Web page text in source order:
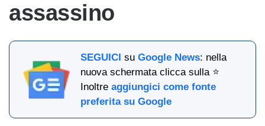
assassino
SEGUICI suGoogle News: nella
nuova schermata clicca sulla ⭐
Inoltreaggiungici come fonte
preferita su Google